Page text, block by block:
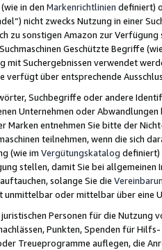
in den Markenrichtlinien definiert)
nicht zwecks Nutzung in einer
zu sonstigen Amazon zur
Geschützte Begriffe
mit Suchergebnissen verwendet
verfügt über entsprechende
Suchbegriffe oder andere
Unternehmen oder
Marken entnehmen Sie bitte der
teilnehmen, wenn die sich
(wie im Vergütungskatalog definiert)
stellen, damit Sie bei
solange Sie die
unmittelbar oder mittelbar über eine
Personen für die Nutzung
Punkten, Spenden für
Treueprogramme auflegen, die